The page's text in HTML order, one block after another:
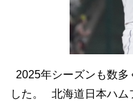
2025年シーズンも数多
した。 北海道日本ハム